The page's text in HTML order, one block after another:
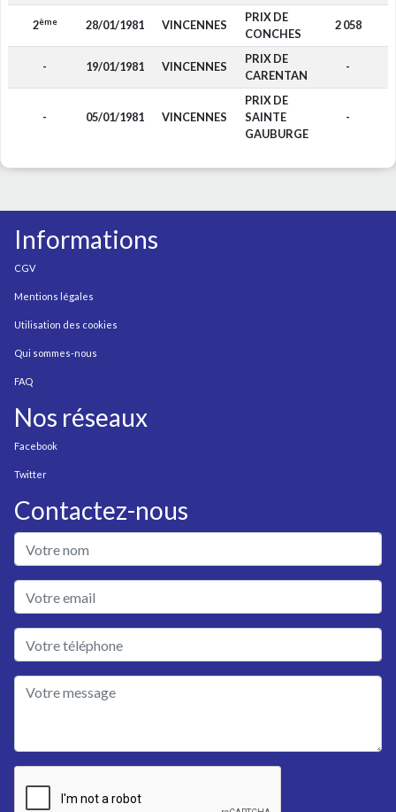
2ème 28/01/1981 VINCENNES
PRIX DE
CONCHES
2 058
- 19/01/1981 VINCENNES
PRIX DE
CARENTAN
-
- 05/01/1981 VINCENNES
PRIX DE
SAINTE
GAUBURGE
-
Informations
CGV
Mentions légales
Utilisation des cookies
Qui sommes-nous
FAQ
Nos réseaux
Facebook
Twitter
Contactez-nous